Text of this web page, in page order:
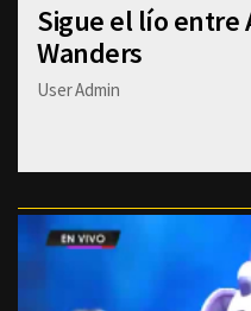
Sigue el lío entre
Wanders
User Admin